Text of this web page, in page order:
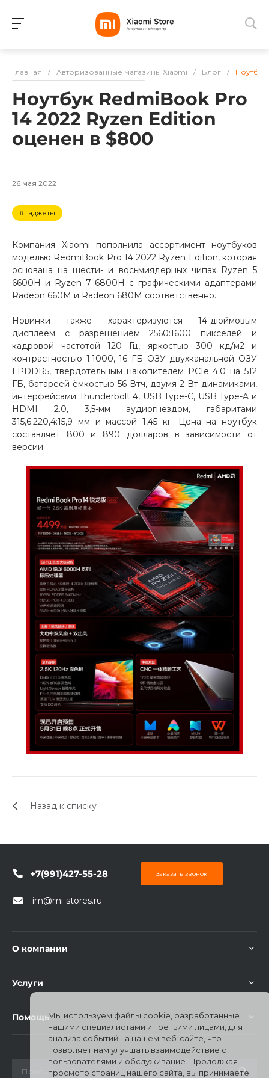
Разбейте
оплатуна части
без переплат
График платежей
Сегодня
Добавляйте товары
Оплачивайте сегодня только
25% картой любого банка
Получайте товар
выбранный способом
Оставшиеся
списыватьсяс вашей карты
Подробнее
об оплате Плайтом
25
недели
Остались вопросы?
8 800 302-02-51
plait.ru
Главная / Авторизованные магазины Xiaomi / Блог / Ноутбук
Ноутбук RedmiBook Pro
14 2022 Ryzen Edition
оценен в $800
26 мая 2022
#Гаджеты
Компания Xiaomi пополнила ассортимент ноутбуков
моделью RedmiBook Pro 14 2022 Ryzen Edition, которая
основана на шести- и восьмиядерных чипах Ryzen 5
6600H и Ryzen 7 6800H с графическими адаптерами
Radeon 660M и Radeon 680M соответственно.
Новинки также характеризуются 14-дюймовым
дисплеем с разрешением 2560:1600 пикселей и
кадровой частотой 120 Гц, яркостью 300 кд/м2 и
контрастностью 1:1000, 16 ГБ ОЗУ двухканальной ОЗУ
LPDDR5, твердотельным накопителем PCIe 4.0 на 512
ГБ, батареей ёмкостью 56 Втч, двумя 2-Вт динамиками,
интерфейсами Thunderbolt 4, USB Type-C, USB Type-A и
HDMI 2.0, 3,5-мм аудиогнездом, габаритами
315,6:220,4:15,9 мм и массой 1,45 кг. Цена на ноутбук
составляет 800 и 890 долларов в зависимости от
версии.
Назад к списку
+7(991)427-55-28 Заказать звонок
im@mi-stores.ru
О компании
Услуги
ПомощьМы используем файлы cookie, разработанные
нашими специалистами и третьими лицами, для
анализа событий на нашем веб-сайте, что
позволяет нам улучшать взаимодействие с
пользователями и обслуживание. Продолжая
просмотр страниц нашего сайта, вы принимаете